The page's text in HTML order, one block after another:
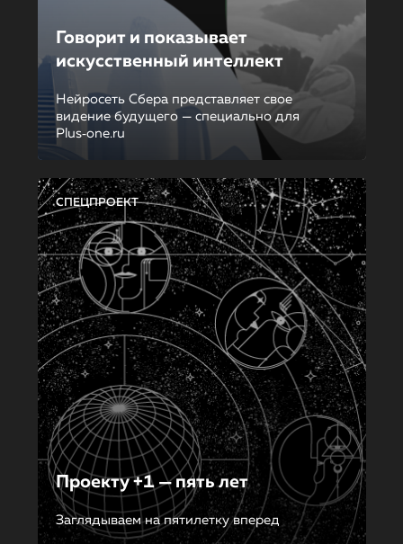
Говорит и показывает
искусственный интеллект
Нейросеть Сбера представляет свое
видение будущего — специально для
Plus‑one.ru
СПЕЦПРОЕКТ
Проекту +1 — пять лет
Заглядываем на пятилетку вперед